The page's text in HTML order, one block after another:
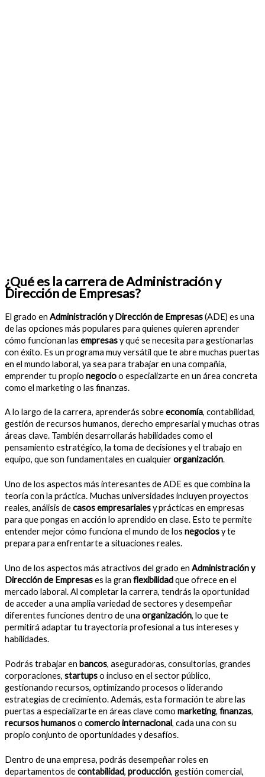
¿Qué es la carrera de Administración y
Dirección de Empresas?
El grado en Administración y Dirección de Empresas(ADE) es una
de las opciones más populares para quienes quieren aprender
cómo funcionan las empresasy qué se necesita para gestionarlas
con éxito. Es un programa muy versátil que te abre muchas puertas
en el mundo laboral, ya sea para trabajar en una compañía,
emprender tu propio negocioo especializarte en un área concreta
como el marketing o las finanzas.
A lo largo de la carrera, aprenderás sobreeconomía, contabilidad,
gestión de recursos humanos, derecho empresarial y muchas otras
áreas clave. También desarrollarás habilidades como el
pensamiento estratégico, la toma de decisiones y el trabajo en
equipo, que son fundamentales en cualquierorganización.
Uno de los aspectos más interesantes de ADE es que combina la
teoría con la práctica. Muchas universidades incluyen proyectos
reales, análisis decasos empresarialesy prácticas en empresas
para que pongas en acción lo aprendido en clase. Esto te permite
entender mejor cómo funciona el mundo de los negociosy te
prepara para enfrentarte a situaciones reales.
Uno de los aspectos más atractivos del grado en Administración y
Dirección de Empresases la gran flexibilidadque ofrece en el
mercado laboral. Al completar la carrera, tendrás la oportunidad
de acceder a una amplia variedad de sectores y desempeñar
diferentes funciones dentro de una organización, lo que te
permitirá adaptar tu trayectoria profesional a tus intereses y
habilidades.
Podrás trabajar en bancos, aseguradoras, consultorías, grandes
corporaciones, startupso incluso en el sector público,
gestionando recursos, optimizando procesos o liderando
estrategias de crecimiento. Además, esta formación te abre las
puertas a especializarte en áreas clave como marketing, finanzas,
recursos humanoso comercio internacional, cada una con su
propio conjunto de oportunidades y desafíos.
Dentro de una empresa, podrás desempeñar roles en
departamentos decontabilidad, producción, gestión comercial,